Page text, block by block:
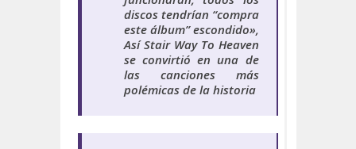
discos tendrían “compra
este álbum” escondido»,
Así Stair Way To Heaven
se convirtió en una de
las canciones más
polémicas de la historia